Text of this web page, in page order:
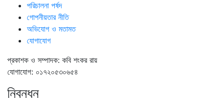
পরিচালনা পর্ষদ
গোপনীয়তার নীতি
অভিযোগ ও মতামত
যোগাযোগ
প্রকাশক ও সম্পাদক: কবি শংকর রায়
যোগাযোগ: ০১৭২০৫৩০৬৫৪
নিবন্ধন